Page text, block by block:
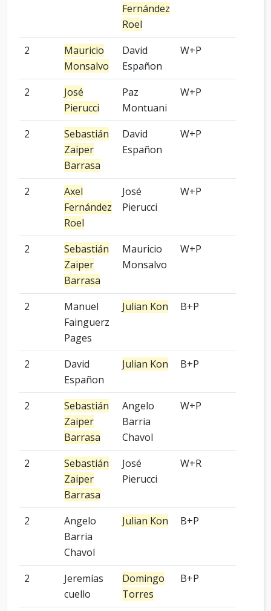
Fernández
Roel
2
Mauricio
Monsalvo
David
Españon
W+P
2
José
Pierucci
Paz
Montuani
W+P
2
Sebastián
Zaiper
Barrasa
David
Españon
W+P
2
Axel
Fernández
Roel
José
Pierucci
W+P
2
Sebastián
Zaiper
Barrasa
Mauricio
Monsalvo
W+P
2
Manuel
Fainguerz
Pages
Julian Kon B+P
2
David
Españon
Julian Kon B+P
2
Sebastián
Zaiper
Barrasa
Angelo
Barria
Chavol
W+P
2
Sebastián
Zaiper
Barrasa
José
Pierucci
W+R
2
Angelo
Barria
Chavol
Julian Kon B+P
2
Jeremías
cuello
Domingo
Torres
B+P